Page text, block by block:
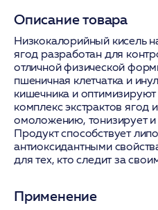
Описание товара
Низкокалорийный кисель
ягод разработан для
отличной физической
пшеничная клетчатка и
кишечника и
комплекс экстрактов ягод
омоложению, тонизирует и
Продукт способствует
антиоксидантными
для тех, кто следит за
Применение